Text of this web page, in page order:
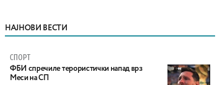
НАЈНОВИ ВЕСТИ
СПОРТ
ФБИ спречиле терористички напад врз
Меси на СП